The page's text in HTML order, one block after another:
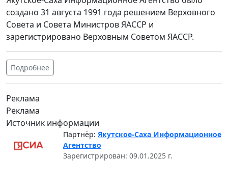
создано 31 августа 1991 года решением Верховного
Совета и Совета Министров ЯАССР и
зарегистрировано Верховным Советом ЯАССР.
Подробнее
Реклама
Реклама
Источник информации
Партнёр: Якутское-Саха Информационное
Агентство
Зарегистрирован: 09.01.2025 г.